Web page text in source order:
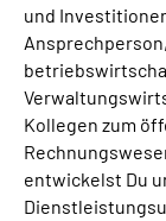
und
Kollegen zum
entwickelst Du